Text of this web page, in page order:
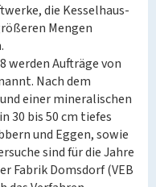
die Kesselhaus-
Mengen
werden Aufträge von
Nach dem
einer mineralischen
30 bis 50 cm tiefes
und Eggen, sowie
sind für die Jahre
Fabrik Domsdorf (VEB